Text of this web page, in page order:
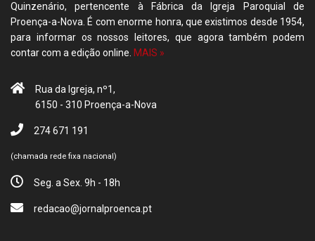
Quinzenário, pertencente à Fábrica da Igreja Paroquial de
Proença-a-Nova. É com enorme honra, que existimos desde 1954,
para informar os nossos leitores, que agora também podem
contar com a edição online. MAIS »
Rua da Igreja, nº1,
6150 - 310 Proença-a-Nova
274 671 191
(chamada rede fixa nacional)
Seg. a Sex. 9h - 18h
redacao@jornalproenca.pt